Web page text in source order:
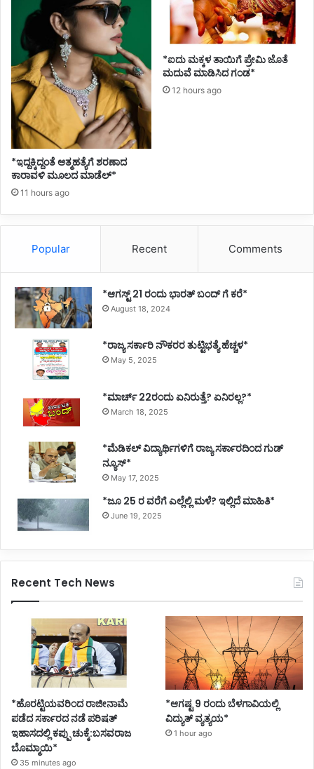
*ಇದ್ದಕ್ಕಿದ್ದಂತೆ ಆತ್ಮಹತ್ಯೆಗೆ ಶರಣಾದ
ಕಾರಾವಳಿ ಮೂಲದ ಮಾಡೆಲ್*
11 hours ago
*ಐದು ಮಕ್ಕಳ ತಾಯಿಗೆ ಪ್ರೇಮಿ ಜೊತೆ
ಮದುವೆ ಮಾಡಿಸಿದ ಗಂಡ*
12 hours ago
Popular Recent Comments
*ಆಗಸ್ಟ್ 21 ರಂದು ಭಾರತ್‌ ಬಂದ್‌ ಗೆ ಕರೆ*
August 18, 2024
*ರಾಜ್ಯ ಸರ್ಕಾರಿ ನೌಕರರ ತುಟ್ಟಿಭತ್ಯೆ ಹೆಚ್ಚಳ*
May 5, 2025
*ಮಾರ್ಚ್ 22ರಂದು ಏನಿರುತ್ತೆ? ಏನಿರಲ್ಲ?*
March 18, 2025
*ಮೆಡಿಕಲ್ ವಿದ್ಯಾರ್ಥಿಗಳಿಗೆ ರಾಜ್ಯ ಸರ್ಕಾರದಿಂದ ಗುಡ್
ನ್ಯೂಸ್*
May 17, 2025
*ಜೂ 25 ರ ವರೆಗೆ ಎಲ್ಲೆಲ್ಲಿ ಮಳೆ? ಇಲ್ಲಿದೆ ಮಾಹಿತಿ*
June 19, 2025
Recent Tech News
*ಹೊರಟ್ಟಿಯವರಿಂದ ರಾಜೀನಾಮೆ
ಪಡೆದ ಸರ್ಕಾರದ ನಡೆ ಪರಿಷತ್
ಇಹಾಸದಲ್ಲಿ ಕಪ್ಪು ಚುಕ್ಕೆ:ಬಸವರಾಜ
ಬೊಮ್ಮಾಯಿ*
35 minutes ago
*ಆಗಷ್ಟ 9 ರಂದು ಬೆಳಗಾವಿಯಲ್ಲಿ
ವಿದ್ಯುತ್ ವ್ಯತ್ಯಯ*
1 hour ago